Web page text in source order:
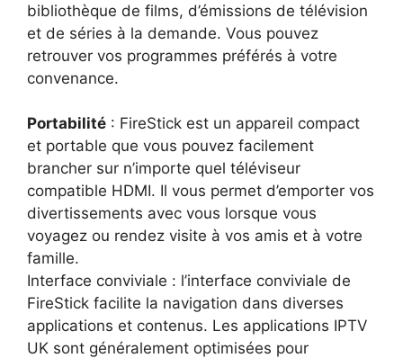
bibliothèque de films, d’émissions de télévision
et de séries à la demande. Vous pouvez
retrouver vos programmes préférés à votre
convenance.
Portabilité : FireStick est un appareil compact
et portable que vous pouvez facilement
brancher sur n’importe quel téléviseur
compatible HDMI. Il vous permet d’emporter vos
divertissements avec vous lorsque vous
voyagez ou rendez visite à vos amis et à votre
famille.
Interface conviviale : l’interface conviviale de
FireStick facilite la navigation dans diverses
applications et contenus. Les applications IPTV
UK sont généralement optimisées pour